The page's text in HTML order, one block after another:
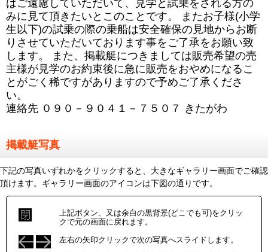
はご遠慮していただいて、見学と試乗をされる方の
みに見て頂きたいとこのことです。 またお子様(小学
生以下)の試乗の際の乗船は安全確保の見地からお断
りさせていただいております事をご了承をお願い致
します。 また、掲載艇につきましては販売希望の売
主様が見学のお約束後に急に販売をおやめになるこ
とがごく稀ですがありますので予めご了承くださ
い。
連絡先 ０９０－９０４１－７５０７ きたがわ
掲載艇写真
下記の写真いずれかをクリックすると、大きなギャラリー画面でご確認
頂けます。ギャラリー画面のアイコンは下図の通りです。
上記ボタン、又は余白の黒背景(どこでも可)をクリッ
クで元の画面に戻れます。
左右の矢印クリックで次の写真へスライドします。